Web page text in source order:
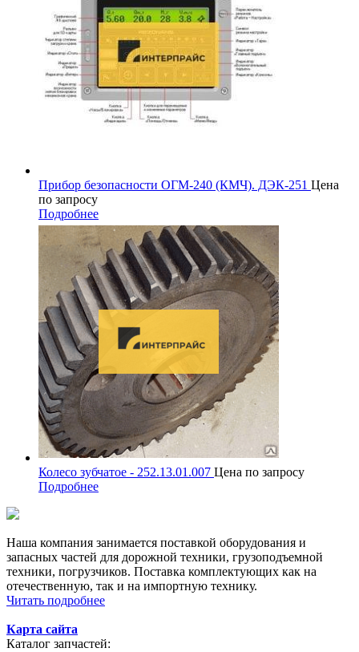
Прибор безопасности ОГМ-240 (КМЧ). ДЭК-251 Цена
по запросу
Подробнее
Колесо зубчатое - 252.13.01.007 Цена по запросу
Подробнее
Наша компания занимается поставкой оборудования и
запасных частей для дорожной техники, грузоподъемной
техники, погрузчиков. Поставка комплектующих как на
отечественную, так и на импортную технику.
Читать подробнее
Карта сайта
Каталог запчастей: